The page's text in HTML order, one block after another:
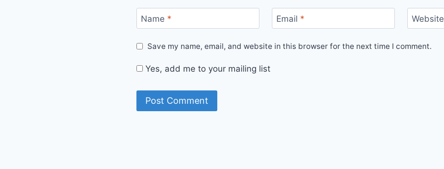
Name * Email * Website
Save my name, email, and website in this browser for the next time I comment.
Yes, add me to your mailing list